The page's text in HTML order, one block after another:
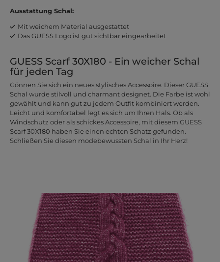
Ausstattung Schal:
Mit weichem Material ausgestattet
Das GUESS Logo ist gut sichtbar eingearbeitet
GUESS Scarf 30X180 - Ein weicher Schal
für jeden Tag
Gönnen Sie sich ein neues stylisches Accessoire. Dieser GUESS
Schal wurde stilvoll und charmant designet. Die Farbe ist wohl
gewählt und kann gut zu jedem Outfit kombiniert werden.
Leicht und komfortabel legt es sich um Ihren Hals. Ob als
Windschutz oder als schickes Accessoire, mit diesem GUESS
Scarf 30X180 haben Sie einen echten Schatz gefunden.
Schließen Sie diesen modebewussten Schal in Ihr Herz!